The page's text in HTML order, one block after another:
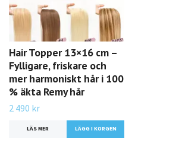
Hair Topper 13×16 cm –
Fylligare, friskare och
mer harmoniskt hår i 100
% äkta Remy hår
2 490 kr
LÄS MER LÄGG I KORGEN